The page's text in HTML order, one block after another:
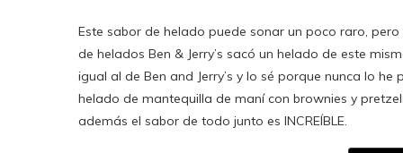
Este sabor de helado puede sonar un poco raro,
de helados Ben & Jerry’s sacó un helado de este
igual al de Ben and Jerry’s y lo sé porque nunca lo
helado de mantequilla de maní con brownies y
además el sabor de todo junto es INCREÍBLE.